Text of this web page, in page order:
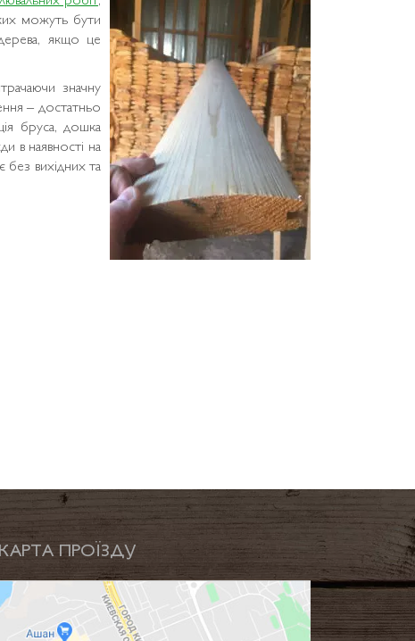
можуть бути
якщо це
значну
– достатньо
бруса, дошка
в наявності на
без вихідних та
КАРТА ПРОЇЗДУ